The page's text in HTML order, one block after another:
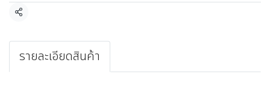
แชร์
รายละเอียดสินค้า